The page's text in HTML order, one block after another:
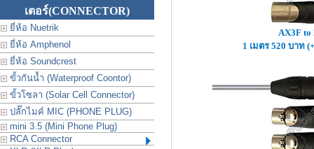
เตอร์(CONNECTOR)
ยี่ห้อ Nuetrik
ยี่ห้อ Amphenol
ยี่ห้อ Soundcrest
ขั้วกันน้ำ (Waterproof Coontor)
ขั้วโซลา (Solar Cell Connector)
ปลั๊กไมค์ MIC (PHONE PLUG)
mini 3.5 (Mini Phone Plug)
RCA Connector
AX3F to
1 เมตร 520 บาท